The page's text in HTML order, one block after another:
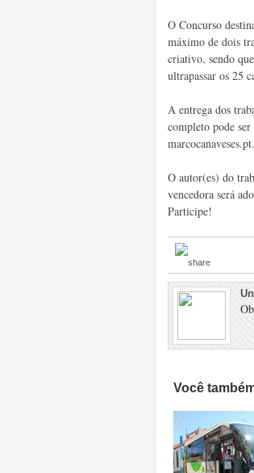
O Concurso
máximo de dois
criativo, sendo
ultrapassar os 25
A entrega dos
completo pode
marcocanaveses.pt.
O autor(es) do
vencedora será
Participe!
Você